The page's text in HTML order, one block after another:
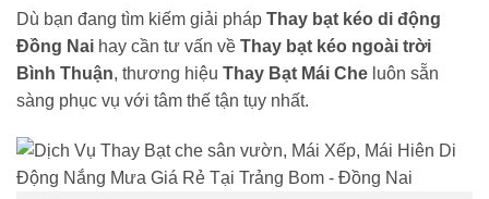
Dù bạn đang tìm kiếm giải pháp Thay bạt kéo di động
Đồng Nai hay cần tư vấn về Thay bạt kéo ngoài trời
Bình Thuận, thương hiệu Thay Bạt Mái Che luôn sẵn
sàng phục vụ với tâm thế tận tụy nhất.